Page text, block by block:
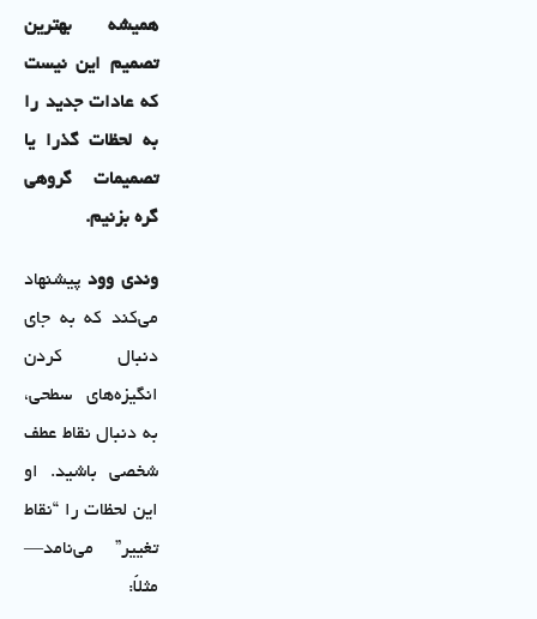
همیشه بهترین
تصمیم این نیست
که عادات جدید را
به لحظات گذرا یا
تصمیمات گروهی
گره بزنیم.
وندی وودپیشنهاد
می‌کند که به جای
دنبال کردن
انگیزه‌های سطحی،
به دنبال نقاط عطف
شخصی باشید. او
این لحظات را “نقاط
تغییر” می‌نامد—
مثلاً: